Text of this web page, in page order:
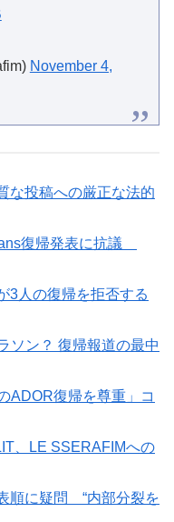
November 4,
な投稿への厳正な法的
復帰発表に抗議
3人の復帰を拒否する
ソン？ 復帰報道の最中
ADOR復帰を尊重」コ
、LE SSERAFIMへの
順に疑問 “内部分裂を